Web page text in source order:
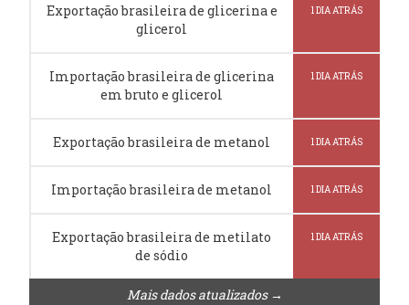
Exportação brasileira de glicerina e
glicerol
1 DIA ATRÁS
Importação brasileira de glicerina
em bruto e glicerol
1 DIA ATRÁS
Exportação brasileira de metanol 1 DIA ATRÁS
Importação brasileira de metanol 1 DIA ATRÁS
Exportação brasileira de metilato
de sódio
1 DIA ATRÁS
Mais dados atualizados →